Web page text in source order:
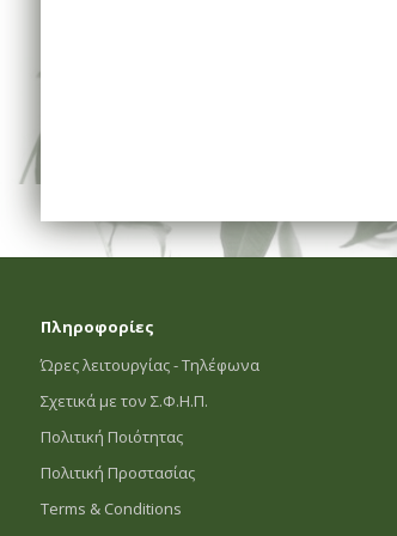
Πληροφορίες
Ώρες λειτουργίας - Τηλέφωνα
Σχετικά με τον Σ.Φ.Η.Π.
Πολιτική Ποιότητας
Πολιτική Προστασίας
Terms & Conditions